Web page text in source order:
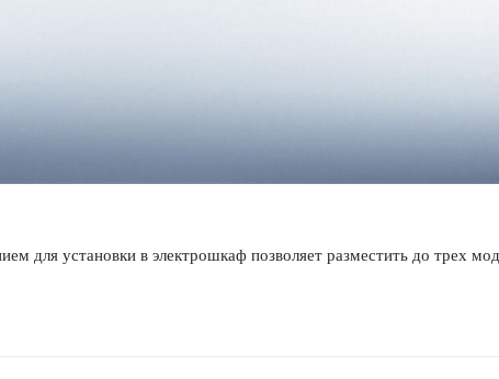
для установки в электрошкаф позв­оляет разме­с­тить до трех